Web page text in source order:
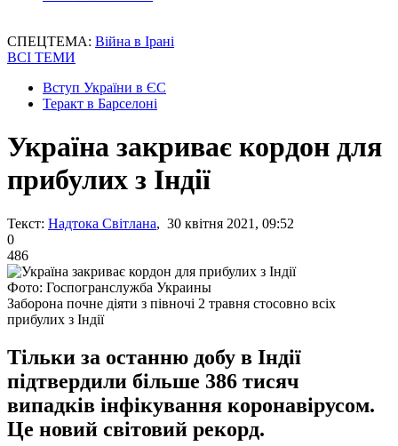
СПЕЦТЕМА: Війна в Ірані
ВСІ ТЕМИ
Вступ України в ЄС
Теракт в Барселоні
Україна закриває кордон для
прибулих з Індії
Текст: Надтока Світлана, 30 квітня 2021, 09:52
0
486
Фото: Госпогранслужба Украины
Заборона почне діяти з півночі 2 травня стосовно всіх
прибулих з Індії
Тільки за останню добу в Індії
підтвердили більше 386 тисяч
випадків інфікування коронавірусом.
Це новий світовий рекорд.